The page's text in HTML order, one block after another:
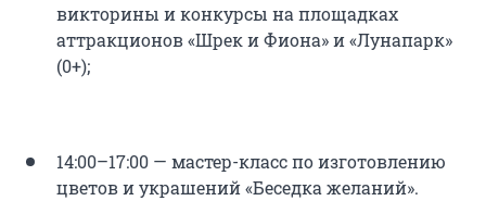
викторины и конкурсы на площадках
аттракционов «Шрек и Фиона» и «Лунапарк»
(0+);
14:00–17:00 — мастер-класс по изготовлению
цветов и украшений «Беседка желаний».